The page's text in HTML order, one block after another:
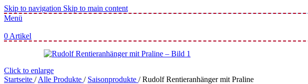
Skip to navigation Skip to main content
Menü
0 Artikel
Click to enlarge
Startseite / Alle Produkte / Saisonprodukte / Rudolf Rentieranhänger mit Praline